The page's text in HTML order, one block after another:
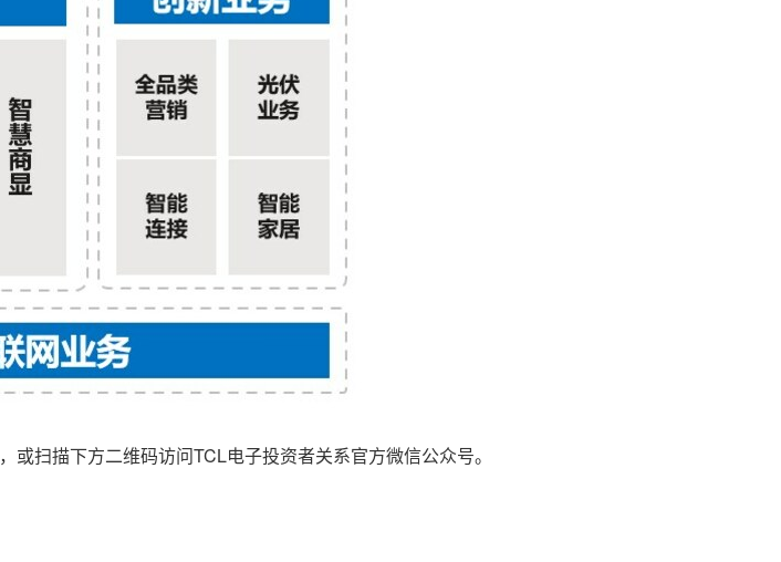
，或扫描下方二维码访问TCL电子投资者关系官方微信公众号。